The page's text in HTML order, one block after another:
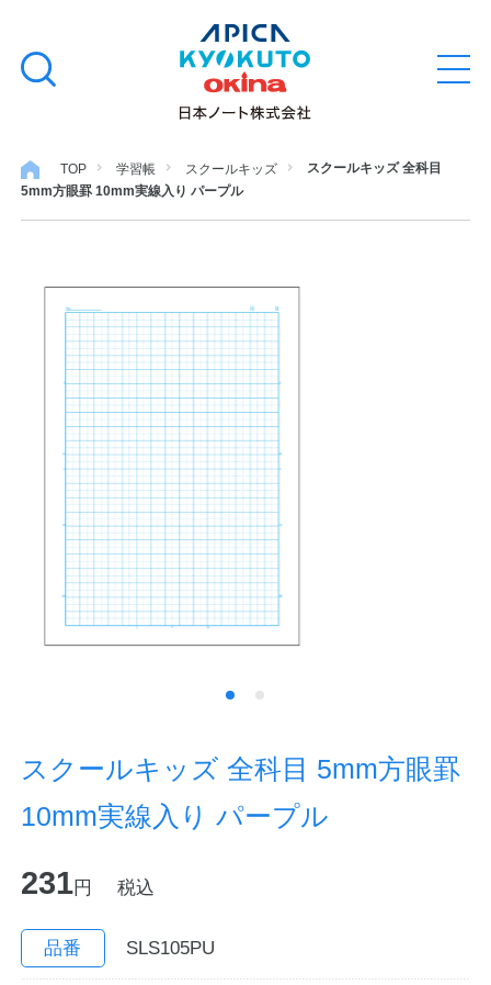
文
キ
ッ
検
る
ノート・メモ
ファイル・バインダー
日用・事務用品
特集・コラム
ノートの豆知識
探求・自主学習のすすめ
工場フォトツアー
企業情報 SDGsと未来
カタログ
English
TOP 学習帳 スクールキッズ
スクールキッズ 全科目
5mm方眼罫 10mm実線入り パープル
スクールキッズ 全科目 5mm方眼罫
10mm実線入り パープル
231円 税込
品番 SLS105PU